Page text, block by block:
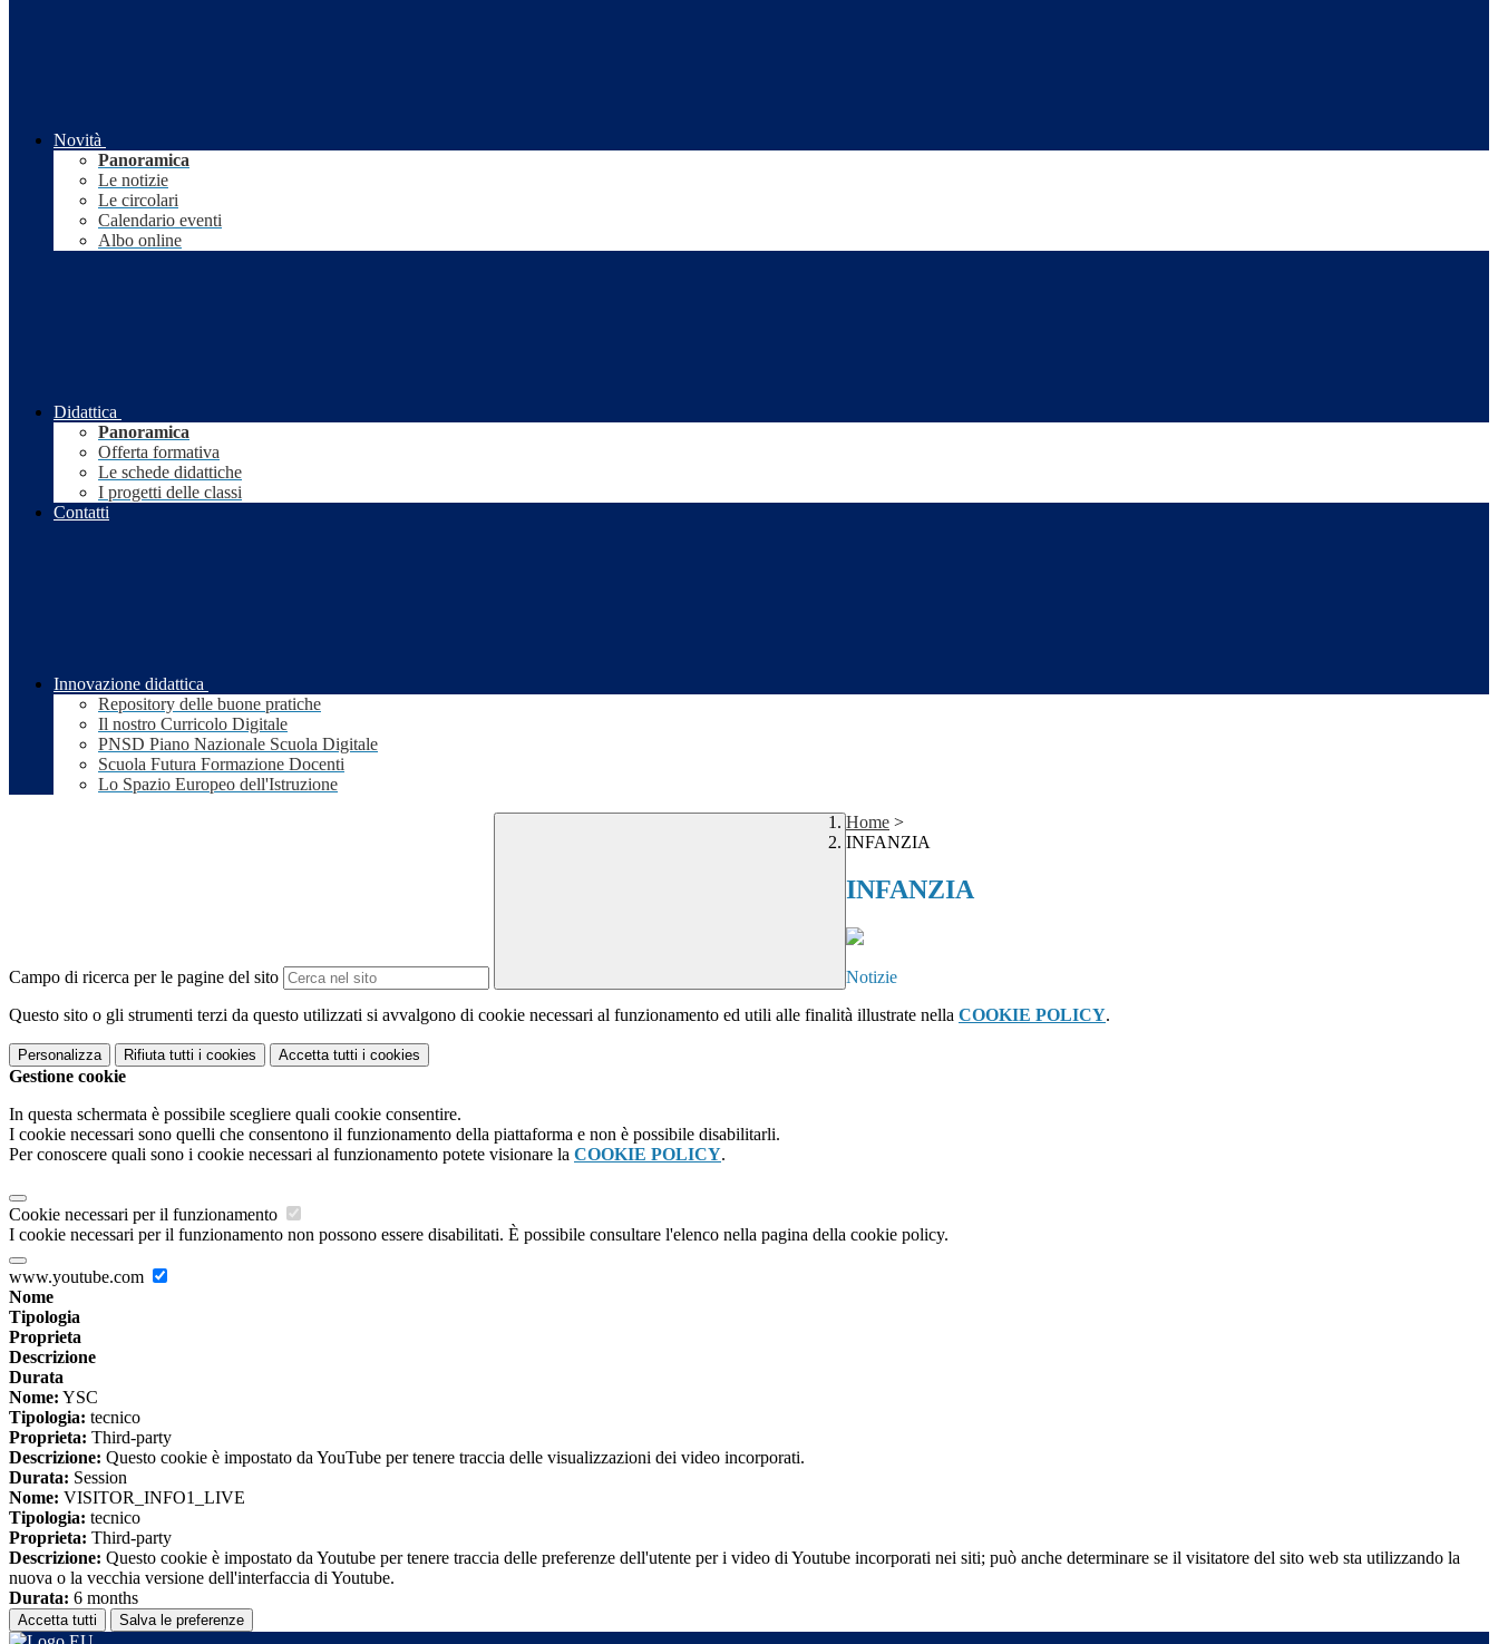
Novità
Panoramica
Le notizie
Le circolari
Calendario eventi
Albo online
Didattica
Panoramica
Offerta formativa
Le schede didattiche
I progetti delle classi
Contatti
Innovazione didattica
Repository delle buone pratiche
Il nostro Curricolo Digitale
PNSD Piano Nazionale Scuola Digitale
Scuola Futura Formazione Docenti
Lo Spazio Europeo dell'Istruzione
Campo di ricerca per le pagine del sito
Home >
INFANZIA
INFANZIA
Notizie
Questo sito o gli strumenti terzi da questo utilizzati si avvalgono di cookie necessari al funzionamento ed utili alle finalità illustrate nella COOKIE POLICY.
Personalizza Rifiuta tutti i cookies Accetta tutti i cookies
Gestione cookie
In questa schermata è possibile scegliere quali cookie consentire.
I cookie necessari sono quelli che consentono il funzionamento della piattaforma e non è possibile disabilitarli.
Per conoscere quali sono i cookie necessari al funzionamento potete visionare la COOKIE POLICY.
Cookie necessari per il funzionamento
I cookie necessari per il funzionamento non possono essere disabilitati. È possibile consultare l'elenco nella pagina della cookie policy.
www.youtube.com
Nome
Tipologia
Proprieta
Descrizione
Durata
Nome: YSC
Tipologia: tecnico
Proprieta: Third-party
Descrizione: Questo cookie è impostato da YouTube per tenere traccia delle visualizzazioni dei video incorporati.
Durata: Session
Nome: VISITOR_INFO1_LIVE
Tipologia: tecnico
Proprieta: Third-party
Descrizione: Questo cookie è impostato da Youtube per tenere traccia delle preferenze dell'utente per i video di Youtube incorporati nei siti; può anche determinare se il visitatore del sito web sta utilizzando la
nuova o la vecchia versione dell'interfaccia di Youtube.
Durata: 6 months
Accetta tutti Salva le preferenze